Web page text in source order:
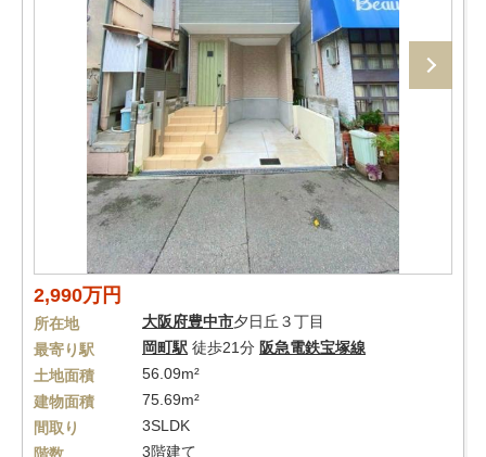
2,990万円
所在地 大阪府豊中市夕日丘３丁目
最寄り駅
岡町駅 徒歩21分 阪急電鉄宝塚線
土地面積
56.09m²
建物面積
75.69m²
間取り
3SLDK
3階建て